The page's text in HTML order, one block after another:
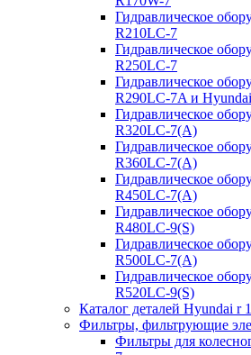
Гидравлическое
R210LC-7
Гидравлическое
R250LC-7
Гидравлическое
R290LC-7A и
Гидравлическое
R320LC-7(A)
Гидравлическое
R360LC-7(A)
Гидравлическое
R450LC-7(A)
Гидравлическое
R480LC-9(S)
Гидравлическое
R500LC-7(A)
Гидравлическое
R520LC-9(S)
Каталог деталей Hyundai r
Фильтры, фильтрующие
Фильтры для